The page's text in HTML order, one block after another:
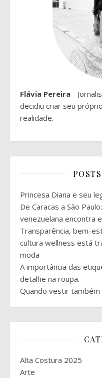
Flávia Pereira -
decidiu criar seu
realidade.
Princesa Diana e seu
De Caracas a São
venezuelana encontra
Transparência, bem-
cultura wellness está
moda
A importância das
detalhe na roupa.
Quando vestir também
Alta Costura 2025
Arte